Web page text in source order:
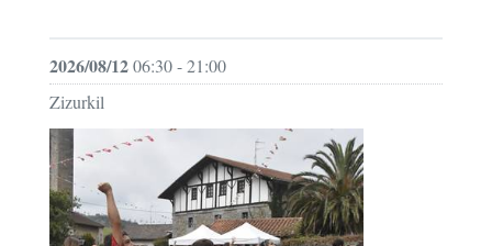
2026/08/1206:30 - 21:00
Zizurkil